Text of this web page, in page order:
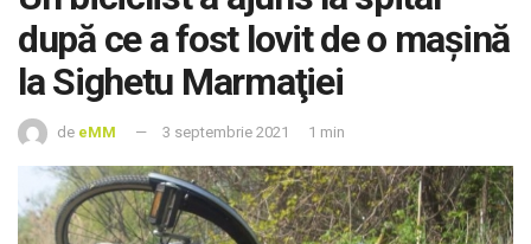
după ce a fost lovit de o maşină
la Sighetu Marmaţiei
de eMM 3 septembrie 2021 1 min